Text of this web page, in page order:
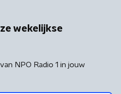
wekelijkse
NPO Radio 1 in jouw